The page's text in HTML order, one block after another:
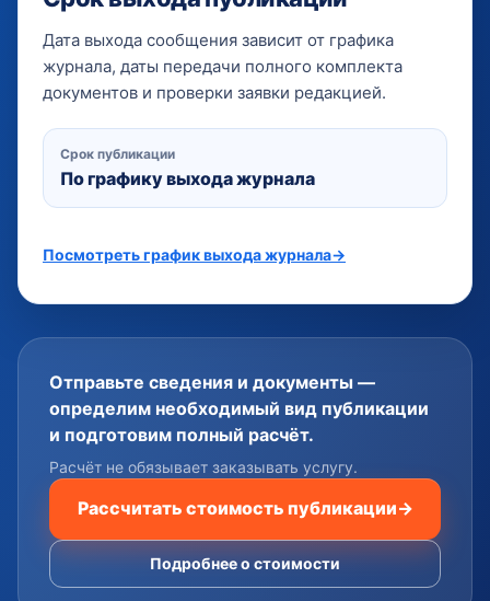
Дата выхода сообщения зависит от графика
журнала, даты передачи полного комплекта
документов и проверки заявки редакцией.
Срок публикации
По графику выхода журнала
Посмотреть график выхода журнала→
Отправьте сведения и документы —
определим необходимый вид публикации
и подготовим полный расчёт.
Расчёт не обязывает заказывать услугу.
Рассчитать стоимость публикации→
Подробнее о стоимости